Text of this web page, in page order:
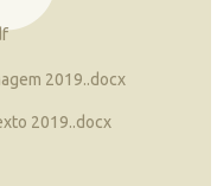
2019..docx
2019..docx